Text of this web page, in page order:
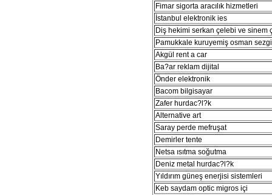
Fimar sigorta aracılık hizmetleri
İstanbul elektronik ies
Diş hekimi serkan çelebi ve sinem
Pamukkale kuruyemiş osman
Akgül rent a car
Ba?ar reklam dijital
Önder elektronik
Bacom bilgisayar
Zafer hurdac?l?k
Alternative art
Saray perde mefruşat
Demirler tente
Netsa ısıtma soğutma
Deniz metal hurdac?l?k
Yıldırım güneş enerjisi sistemleri
Keb saydam optic migros içi